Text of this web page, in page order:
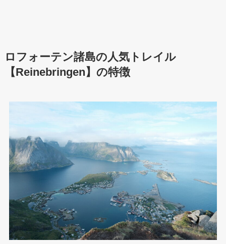
ロフォーテン諸島の人気トレイル
【Reinebringen】の特徴